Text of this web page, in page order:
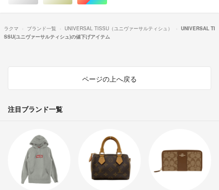
ラクマ ブランド一覧 UNIVERSAL TISSU（ユニヴァーサルティシュ）
UNIVERSAL TI
SSU(ユニヴァーサルティシュ)の値下げアイテム
ページの上へ戻る
注目ブランド一覧